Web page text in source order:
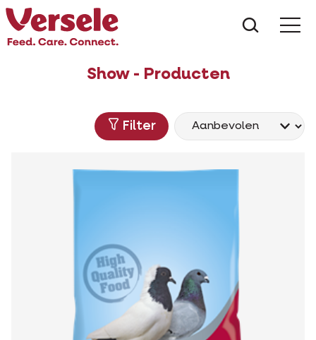
Show - Producten
Filter